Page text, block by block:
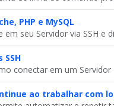
PHP e MySQL
em seu Servidor via SSH e
conectar em um Servidor
ao trabalhar com